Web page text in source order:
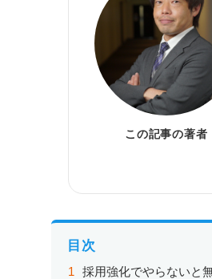
この記事の著者
目次
採用強化でやらないと